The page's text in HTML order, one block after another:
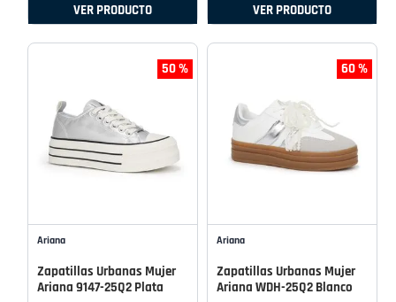
VER PRODUCTO VER PRODUCTO
50 %
Ariana
Zapatillas Urbanas Mujer
Ariana 9147-25Q2 Plata
60 %
Ariana
Zapatillas Urbanas Mujer
Ariana WDH-25Q2 Blanco